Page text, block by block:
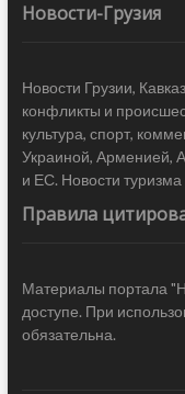
Новости-Грузия
Новости Грузии,
конфликты и
культура, спорт,
Украиной, Арменией,
и ЕС. Новости
Правила
Материалы портала
доступе. При
обязательна.